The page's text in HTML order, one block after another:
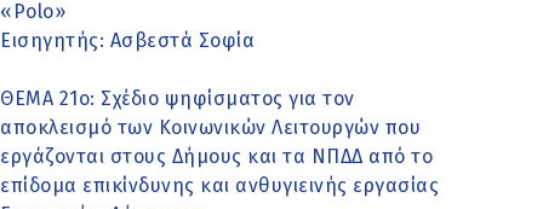
«Polo»
Εισηγητής: Ασβεστά Σοφία
ΘΕΜΑ 21ο: Σχέδιο ψηφίσματος για τον
αποκλεισμό των Κοινωνικών Λειτουργών που
εργάζονται στους Δήμους και τα ΝΠΔΔ από το
επίδομα επικίνδυνης και ανθυγιεινής εργασίας